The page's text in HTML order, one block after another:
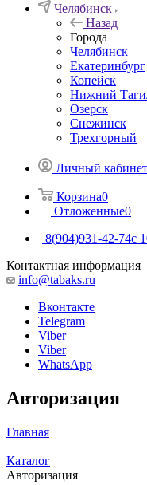
Челябинск
Назад
Города
Челябинск
Екатеринбург
Копейск
Нижний
Озерск
Снежинск
Трехгорный
Личный кабинет
Корзина0
Отложенные0
8(904)931-42-74с
Контактная информация
info@tabaks.ru
Вконтакте
Telegram
Viber
Viber
WhatsApp
Авторизация
Главная
—
Каталог
Авторизация